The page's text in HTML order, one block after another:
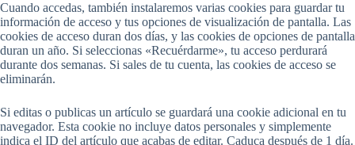
Cuando accedas, también instalaremos varias cookies para guardar tu
información de acceso y tus opciones de visualización de pantalla. Las
cookies de acceso duran dos días, y las cookies de opciones de pantalla
duran un año. Si seleccionas «Recuérdarme», tu acceso perdurará
durante dos semanas. Si sales de tu cuenta, las cookies de acceso se
eliminarán.
Si editas o publicas un artículo se guardará una cookie adicional en tu
navegador. Esta cookie no incluye datos personales y simplemente
indica el ID del artículo que acabas de editar. Caduca después de 1 día.